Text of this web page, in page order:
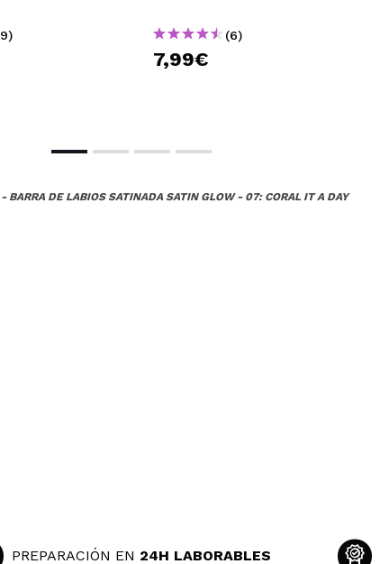
(6)
7,99€
BARRA DE LABIOS SATINADA SATIN GLOW - 07: CORAL IT A DAY
PREPARACIÓN EN 24H LABORABLES